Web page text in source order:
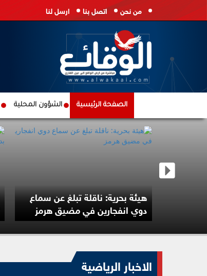
من نحن اتصل بنا ارسل لنا
الصفحة الرئيسية الشؤون المحلية
هيئة بحرية: ناقلة تبلغ عن سماع
دوي انفجارين في مضيق هرمز
الاخبار الرياضية